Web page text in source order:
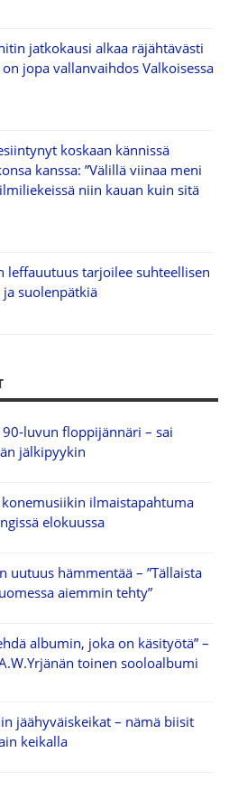
jatkokausi alkaa räjähtävästi
on jopa vallanvaihdos Valkoisessa
koskaan kännissä
kanssa: ”Välillä viinaa meni
niin kauan kuin sitä
leffauutuus tarjoilee suhteellisen
suolenpätkiä
90-luvun floppijännäri – sai
jälkipyykin
ilmaistapahtuma
elokuussa
uutuus hämmentää – ”Tällaista
aiemmin tehty”
albumin, joka on käsityötä” –
toinen sooloalbumi
jäähyväiskeikat – nämä biisit
keikalla